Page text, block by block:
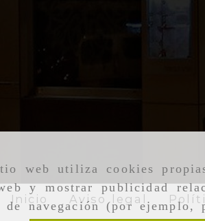
web utiliza cookies
y mostrar publicidad
de navegación (por
Inicio Aviso legal